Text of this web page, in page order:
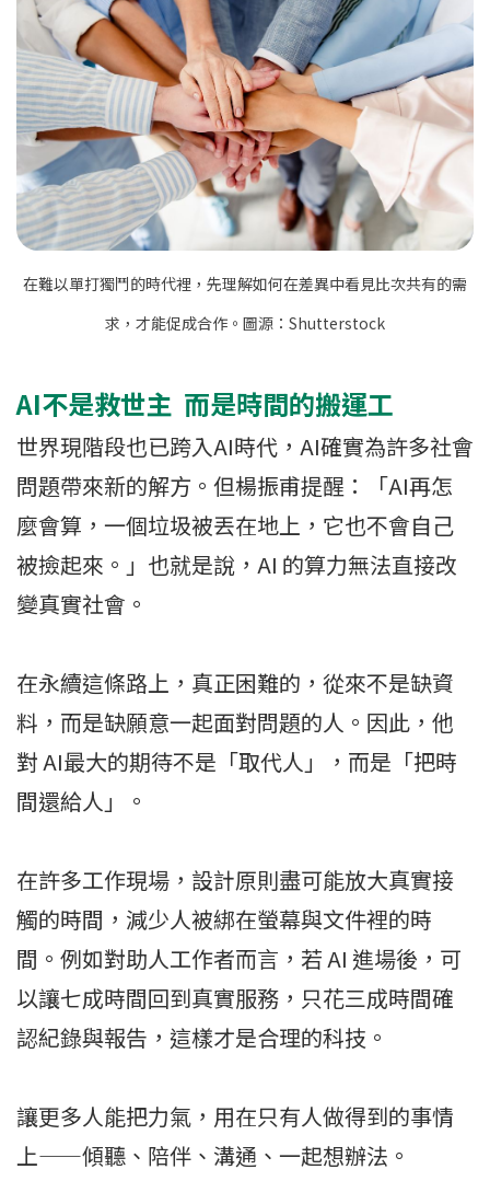
在難以單打獨鬥的時代裡，先理解如何在差異中看見比次共有的需
求，才能促成合作。圖源：Shutterstock
AI不是救世主 而是時間的搬運工
世界現階段也已跨入AI時代，AI確實為許多社會
問題帶來新的解方。但楊振甫提醒：「AI再怎
麼會算，一個垃圾被丟在地上，它也不會自己
被撿起來。」也就是說，AI 的算力無法直接改
變真實社會。
在永續這條路上，真正困難的，從來不是缺資
料，而是缺願意一起面對問題的人。因此，他
對 AI最大的期待不是「取代人」，而是「把時
間還給人」。
在許多工作現場，設計原則盡可能放大真實接
觸的時間，減少人被綁在螢幕與文件裡的時
間。例如對助人工作者而言，若 AI 進場後，可
以讓七成時間回到真實服務，只花三成時間確
認紀錄與報告，這樣才是合理的科技。
讓更多人能把力氣，用在只有人做得到的事情
上——傾聽、陪伴、溝通、一起想辦法。